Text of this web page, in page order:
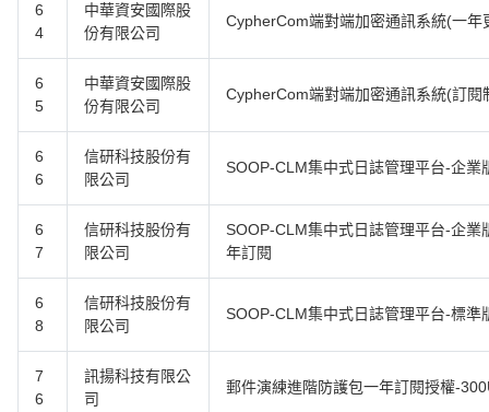
6
4
中華資安國際股
份有限公司
CypherCom端對端加密通訊系統(一年
6
5
中華資安國際股
份有限公司
CypherCom端對端加密通訊系統(訂閱
6
6
信研科技股份有
限公司
SOOP-CLM集中式日誌管理平台-企業
6
7
信研科技股份有
限公司
SOOP-CLM集中式日誌管理平台-企業
年訂閱
6
8
信研科技股份有
限公司
SOOP-CLM集中式日誌管理平台-標準
7
6
訊揚科技有限公
司
郵件演練進階防護包一年訂閱授權-